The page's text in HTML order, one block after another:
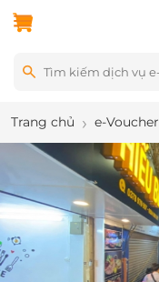
Trang chủ e-Voucher